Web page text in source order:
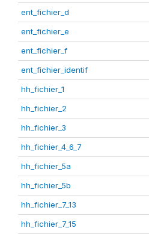
ent_fichier_d
ent_fichier_e
ent_fichier_f
ent_fichier_identif
hh_fichier_1
hh_fichier_2
hh_fichier_3
hh_fichier_4_6_7
hh_fichier_5a
hh_fichier_5b
hh_fichier_7_13
hh_fichier_7_15